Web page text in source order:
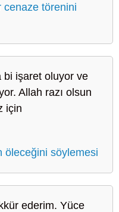
cenaze törenini
bi işaret oluyor ve
Allah razı olsun
için
öleceğini söylemesi
ederim. Yüce